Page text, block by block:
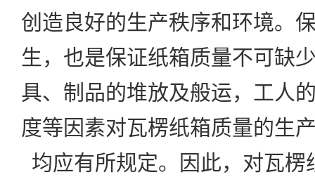
创造良好的生产秩序和环境。
生，也是保证纸箱质量不可缺
具、制品的堆放及般运，工人
度等因素对瓦楞纸箱质量的生
均应有所规定。因此，对瓦